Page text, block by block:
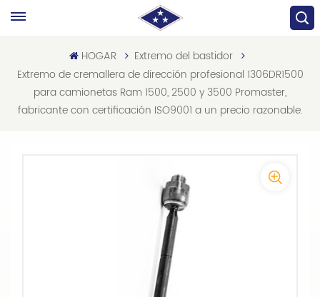
HOGAR
Extremo del bastidor
Extremo de cremallera de dirección profesional 1306DR1500
para camionetas Ram 1500, 2500 y 3500 Promaster,
fabricante con certificación ISO9001 a un precio razonable.